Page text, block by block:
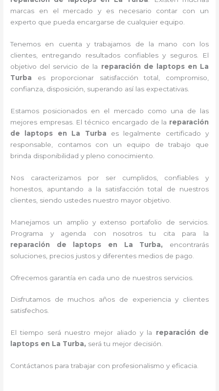
marcas en el mercado y es necesario contar con un
experto que pueda encargarse de cualquier equipo.
Tenemos en cuenta y trabajamos de la mano con los
clientes, entregando resultados confiables y seguros. El
objetivo del servicio de la reparación de laptops en La
Turba es proporcionar satisfacción total, compromiso,
confianza, disposición, superando así las expectativas.
Estamos posicionados en el mercado como una de las
mejores empresas. El técnico encargado de la reparación
de laptops en La Turba es legalmente certificado y
responsable, contamos con un equipo de trabajo que
brinda disponibilidad y pleno conocimiento.
Nos caracterizamos por ser cumplidos, confiables y
honestos, apuntando a la satisfacción total de nuestros
clientes, siendo ustedes nuestro mayor objetivo.
Manejamos un amplio y extenso portafolio de servicios.
Programa y agenda con nosotros tu cita para la
reparación de laptops en La Turba, encontrarás
soluciones, precios justos y diferentes medios de pago.
Ofrecemos garantía en cada uno de nuestros servicios.
Disfrutamos de muchos años de experiencia y clientes
satisfechos.
El tiempo será nuestro mejor aliado y la reparación de
laptops en La Turba, será tu mejor decisión.
Contáctanos para trabajar con profesionalismo y eficacia.